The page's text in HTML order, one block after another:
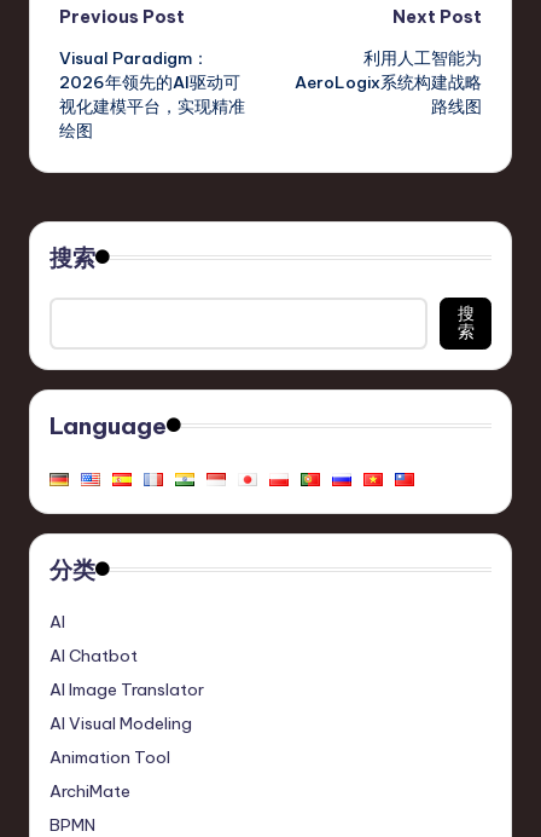
Post
navigation
Previous Post
Visual Paradigm：
2026年领先的AI驱动可
视化建模平台，实现精准
绘图
Next Post
利用人工智能为
AeroLogix系统构建战略
路线图
搜索
搜
索
Language
分类
AI
AI Chatbot
AI Image Translator
AI Visual Modeling
Animation Tool
ArchiMate
BPMN